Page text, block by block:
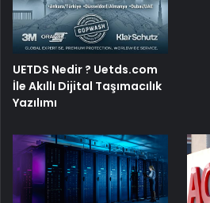
UETDS Nedir ? Uetds.com
İle Akıllı Dijital Taşımacılık
Yazılımı